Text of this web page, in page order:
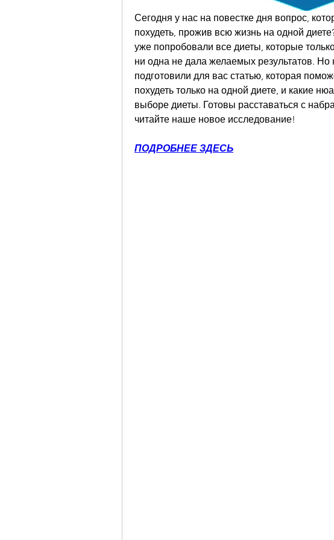
Сегодня у нас на повестке дня вопрос,
похудеть, прожив всю жизнь на одной
уже попробовали все диеты, которые
ни одна не дала желаемых результатов.
подготовили для вас статью, которая
похудеть только на одной диете, и какие
выборе диеты. Готовы расставаться с
читайте наше новое исследование!
ПОДРОБНЕЕ ЗДЕСЬ